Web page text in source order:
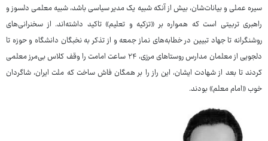
سیره عملی و بیانات‌شان، بیش از آنکه شبیه یک مدیر سیاسی باشد، شبیه معلمی دلسوز و
راهبری تربیتی است که همواره بر «تزکیه و تعلیم» تاکید داشته‌اند. از سخنرانی‌های
روشنگرانه تا جهاد تبیین در خطابه‌های نماز جمعه و از تذکر به نخبگان دانشگاه و حوزه تا
دلجویی از معلمان مدارس روستاهای مرزی، ۲۴ ساعت امامت را وقف کلاس بی‌مرز معلمی
کردند تا بعد از شهادت ایشان، این راز را بر همگان فاش ساخت که ملت ایران، شاگردان
خوب «امام معلم» بودند.